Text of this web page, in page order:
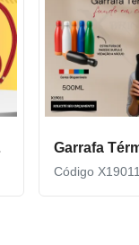
Código X19011